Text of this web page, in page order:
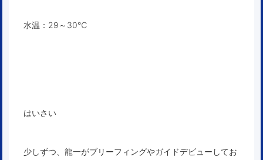
水温：29～30℃
はいさい
少しずつ、龍一がブリーフィングやガイドデビューしてお